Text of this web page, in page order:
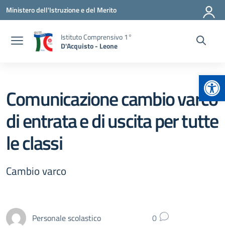
Vai ai contenuti
Vai al menu di navigazione
Vai al footer
Ministero dell'Istruzione e del Merito
Istituto Comprensivo 1°
D'Acquisto - Leone
Comunicazione cambio varco
di entrata e di uscita per tutte
le classi
Cambio varco
Personale scolastico 0